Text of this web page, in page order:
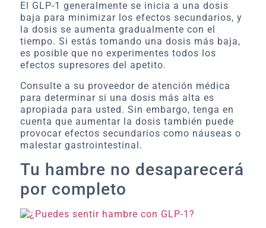
El GLP-1 generalmente se inicia a una dosis
baja para minimizar los efectos secundarios, y
la dosis se aumenta gradualmente con el
tiempo. Si estás tomando una dosis más baja,
es posible que no experimentes todos los
efectos supresores del apetito.
Consulte a su proveedor de atención médica
para determinar si una dosis más alta es
apropiada para usted. Sin embargo, tenga en
cuenta que aumentar la dosis también puede
provocar efectos secundarios como náuseas o
malestar gastrointestinal.
Tu hambre no desaparecerá
por completo